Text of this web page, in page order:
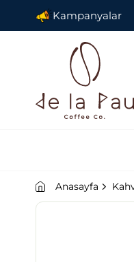
Kampanyalar
Anasayfa